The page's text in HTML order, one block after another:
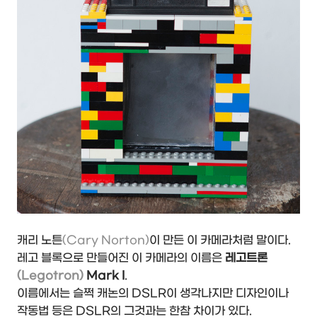
캐리 노튼(Cary Norton)이 만든 이 카메라처럼 말이다.
레고 블록으로 만들어진 이 카메라의 이름은 레고트론
(Legotron) Mark I .
이름에서는 슬쩍 캐논의 DSLR이 생각나지만 디자인이나
작동법 등은 DSLR의 그것과는 한참 차이가 있다.